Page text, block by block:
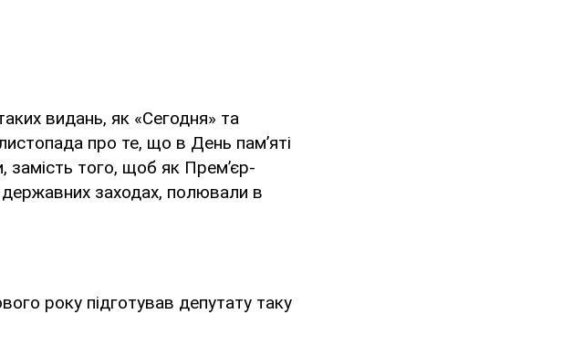
видань, як «Сегодня» та
про те, що в День пам’яті
замість того, щоб як Прем’єр-
державних заходах, полювали в
року підготував депутату таку